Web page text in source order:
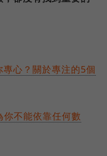
心？關於專注的5個
不能依靠任何數